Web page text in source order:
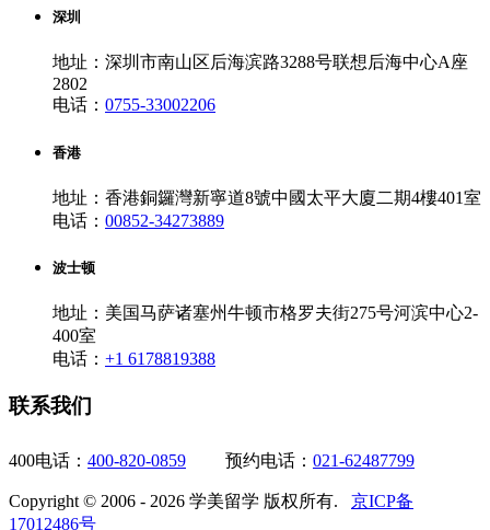
深圳
地址：深圳市南山区后海滨路3288号联想后海中心A座
2802
电话： 0755-33002206
香港
地址：香港銅鑼灣新寧道8號中國太平大廈二期4樓401室
电话： 00852-34273889
波士顿
地址：美国马萨诸塞州牛顿市格罗夫街275号河滨中心2-
400室
电话： +1 6178819388
联系我们
400电话： 400-820-0859 预约电话： 021-62487799
Copyright © 2006 - 2026 学美留学 版权所有. 京ICP备
17012486号